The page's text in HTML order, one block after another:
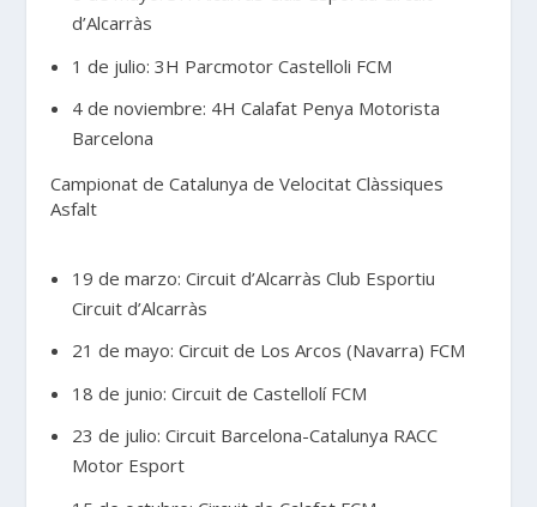
d’Alcarràs
1 de julio: 3H Parcmotor Castelloli FCM
4 de noviembre: 4H Calafat Penya Motorista
Barcelona
Campionat de Catalunya de Velocitat Clàssiques
Asfalt
19 de marzo: Circuit d’Alcarràs Club Esportiu
Circuit d’Alcarràs
21 de mayo: Circuit de Los Arcos (Navarra) FCM
18 de junio: Circuit de Castellolí FCM
23 de julio: Circuit Barcelona-Catalunya RACC
Motor Esport